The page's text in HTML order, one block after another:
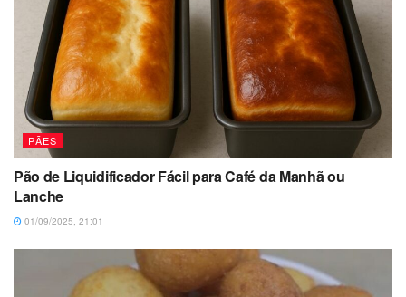
PÃES
Pão de Liquidificador Fácil para Café da Manhã ou
Lanche
01/09/2025, 21:01